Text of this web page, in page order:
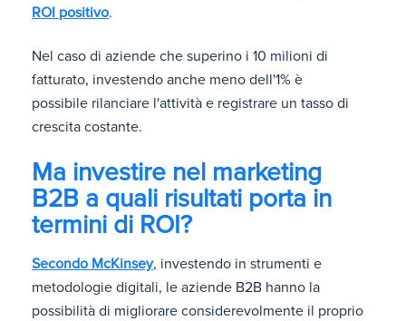
ROI positivo.
Nel caso di aziende che superino i 10 milioni di
fatturato, investendo anche meno dell'1% è
possibile rilanciare l'attività e registrare un tasso di
crescita costante.
Ma investire nel marketing
B2B a quali risultati porta in
termini di ROI?
Secondo McKinsey, investendo in strumenti e
metodologie digitali, le aziende B2B hanno la
possibilità di migliorare considerevolmente il proprio